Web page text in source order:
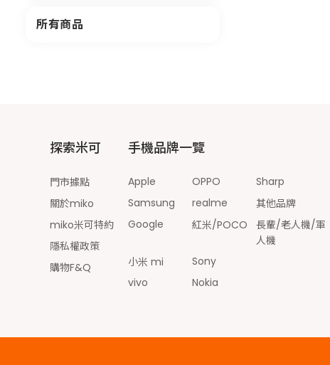
所有商品
探索米可
門市據點
關於miko
miko米可特約
隱私權政策
購物F&Q
手機品牌一覽
Apple
Samsung
Google
小米 mi
vivo
OPPO
realme
紅米/POCO
Sony
Nokia
Sharp
其他品牌
長輩/老人機/軍
人機